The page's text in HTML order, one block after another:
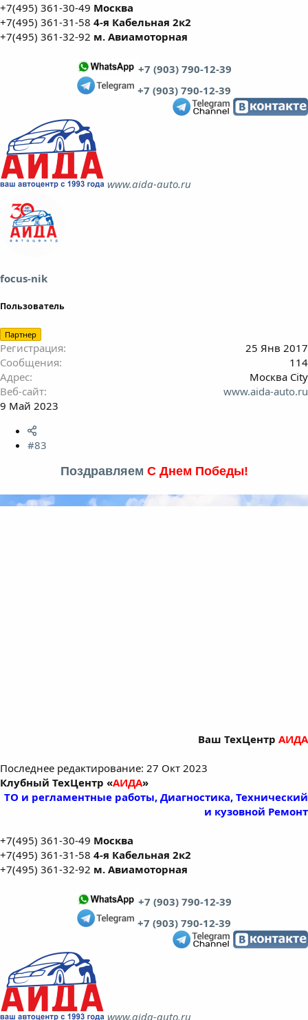
+7(495) 361-30-49 Москва
+7(495) 361-31-58 4-я Кабельная 2к2
+7(495) 361-32-92 м. Авиамоторная
+7 (903) 790-12-39
+7 (903) 790-12-39
www.aida-auto.ru
focus-nik
Пользователь
Партнер
Регистрация
25 Янв 2017
Сообщения
114
Адрес
Москва City
Веб-сайт
www.aida-auto.ru
9 Май 2023
#83
Поздравляем С Днем Победы!
Ваш ТехЦентр АИДА
Последнее редактирование: 27 Окт 2023
Клубный ТехЦентр «АИДА»
ТО и регламентные работы, Диагностика, Технический
и кузовной Ремонт
+7(495) 361-30-49 Москва
+7(495) 361-31-58 4-я Кабельная 2к2
+7(495) 361-32-92 м. Авиамоторная
+7 (903) 790-12-39
+7 (903) 790-12-39
www.aida-auto.ru